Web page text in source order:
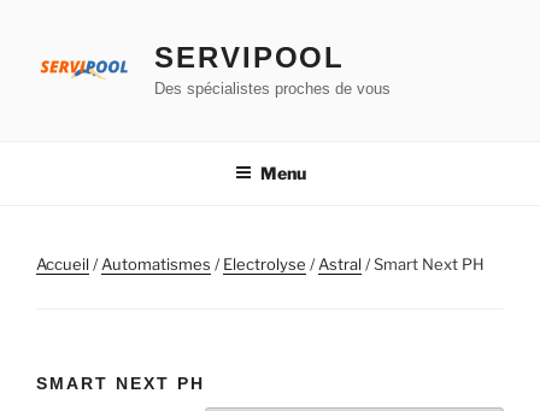
contenu
SERVIPOOL
Des spécialistes proches de vous
Menu
Accueil/Automatismes /Electrolyse /Astral/ Smart Next PH
SMART NEXT PH